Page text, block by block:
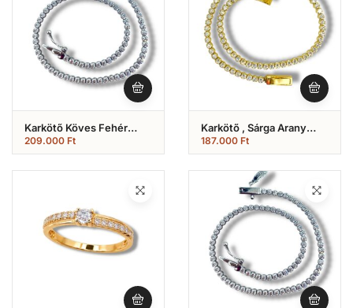
Karkötő Köves Fehér
Arany “tenisz”, Női
Karlánc (Nr.45)
209.000 Ft
Karkötő , Sárga Arany
Tenisz Karlánc , Cirkónia
Kövekkel (Nr.42)
187.000 Ft